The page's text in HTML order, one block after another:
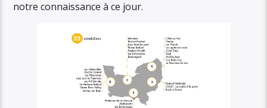
notre connaissance à ce jour.